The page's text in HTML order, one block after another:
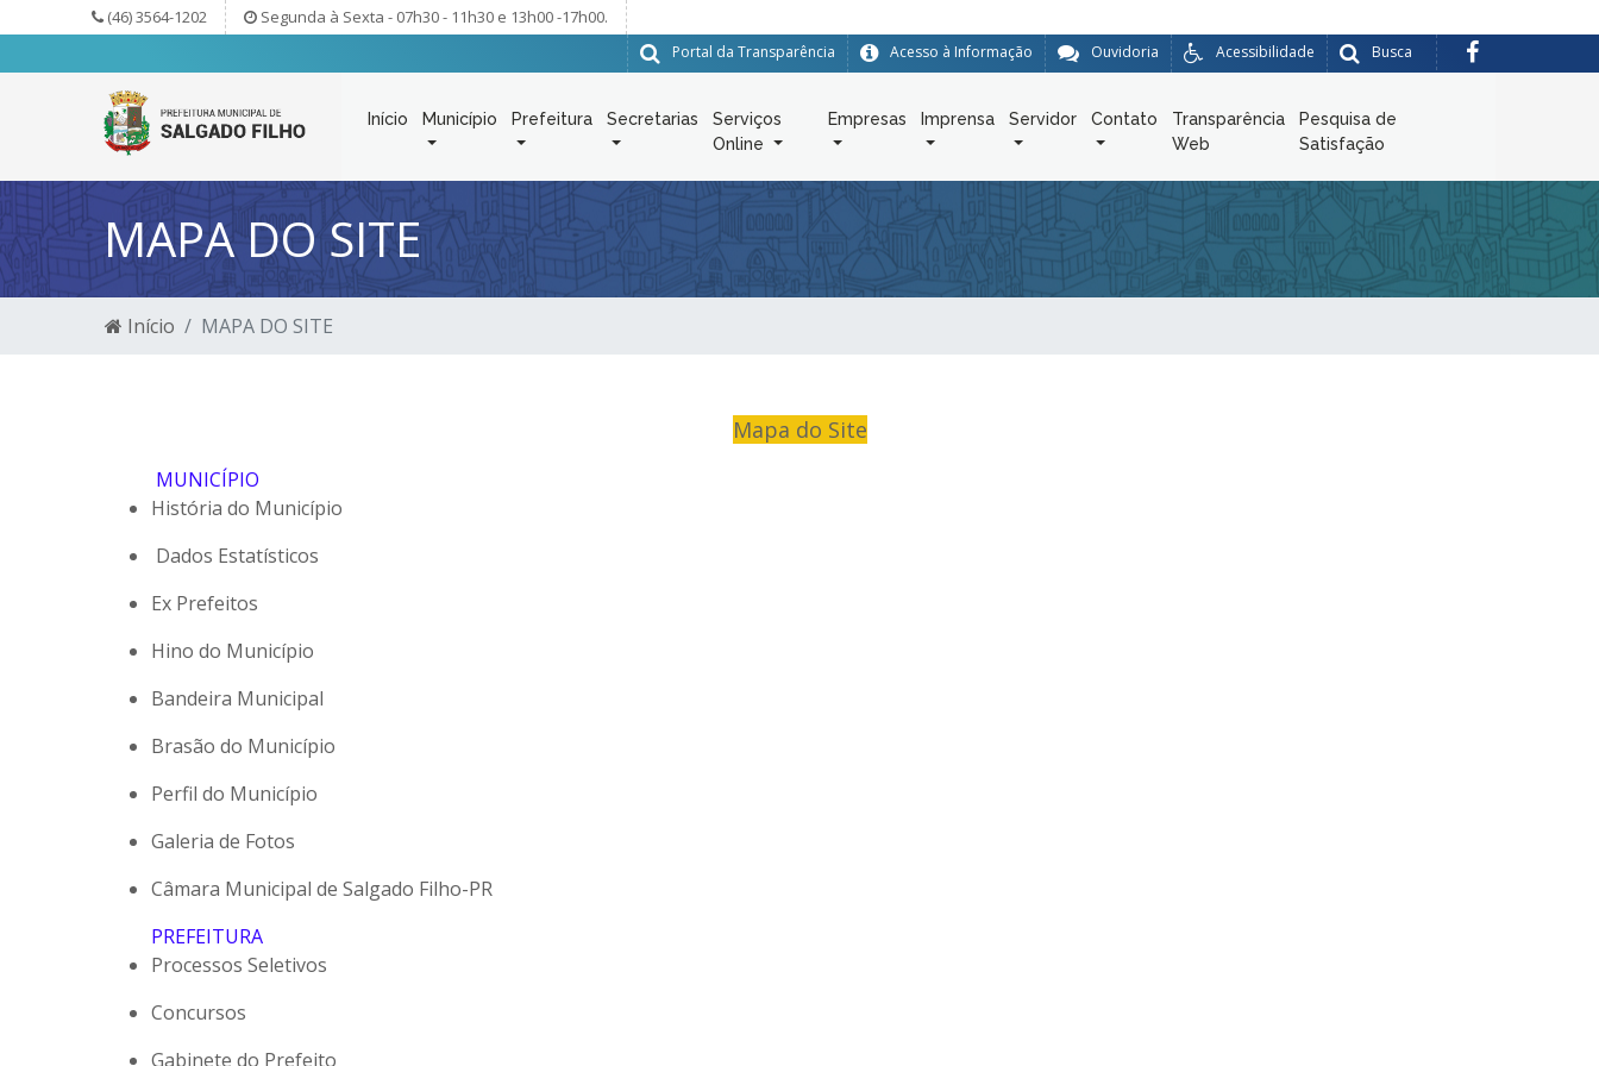
(46) 3564-1202 Segunda à Sexta - 07h30 - 11h30 e 13h00 -17h00.
Busca
Acessibilidade
Ouvidoria
Acesso à Informação
Portal da Transparência
Início Município Prefeitura Secretarias
Serviços
Online
Empresas Imprensa Servidor Contato
Transparência
Web
Pesquisa de
Satisfação
MAPA DO SITE
Início MAPA DO SITE
Mapa do Site
MUNICÍPIO
História do Município
Dados Estatísticos
Ex Prefeitos
Hino do Município
Bandeira Municipal
Brasão do Município
Perfil do Município
Galeria de Fotos
Câmara Municipal de Salgado Filho-PR
PREFEITURA
Processos Seletivos
Concursos
Gabinete do Prefeito